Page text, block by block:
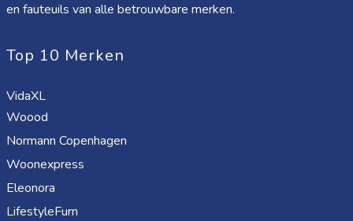
en fauteuils van alle betrouwbare merken.
Top 10 Merken
VidaXL
Woood
Normann Copenhagen
Woonexpress
Eleonora
LifestyleFurn